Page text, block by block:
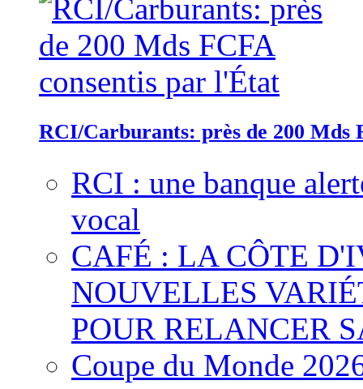
RCI/Carburants: près de 200 Mds
RCI : une banque
vocal
CAFÉ : LA CÔTE
NOUVELLES
POUR RELANCER
Coupe du Monde